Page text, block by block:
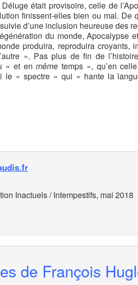
était provisoire, celle de
finissent-elles bien ou mal. De
d’une inclusion heureuse des
du monde, Apocalypse
produira, reproduira croyants,
». Pas plus de fin de
« et enmêmetemps », qu’en
le « spectre » qui « hante la
Inactuels / Intempestifs, mai 2018
de François